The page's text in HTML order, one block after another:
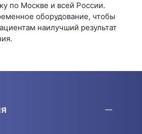
по Москве и всей России.
оборудование, чтобы
наилучший результат